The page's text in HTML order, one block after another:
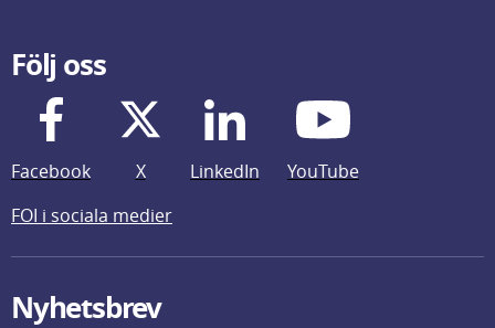
Följ oss
Facebook X LinkedIn
YouTube
FOI i sociala medier
Nyhetsbrev